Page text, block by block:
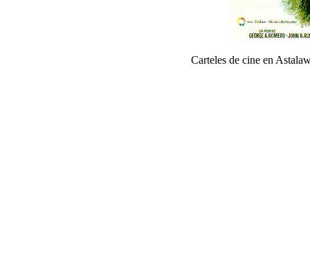
Carteles de cine en